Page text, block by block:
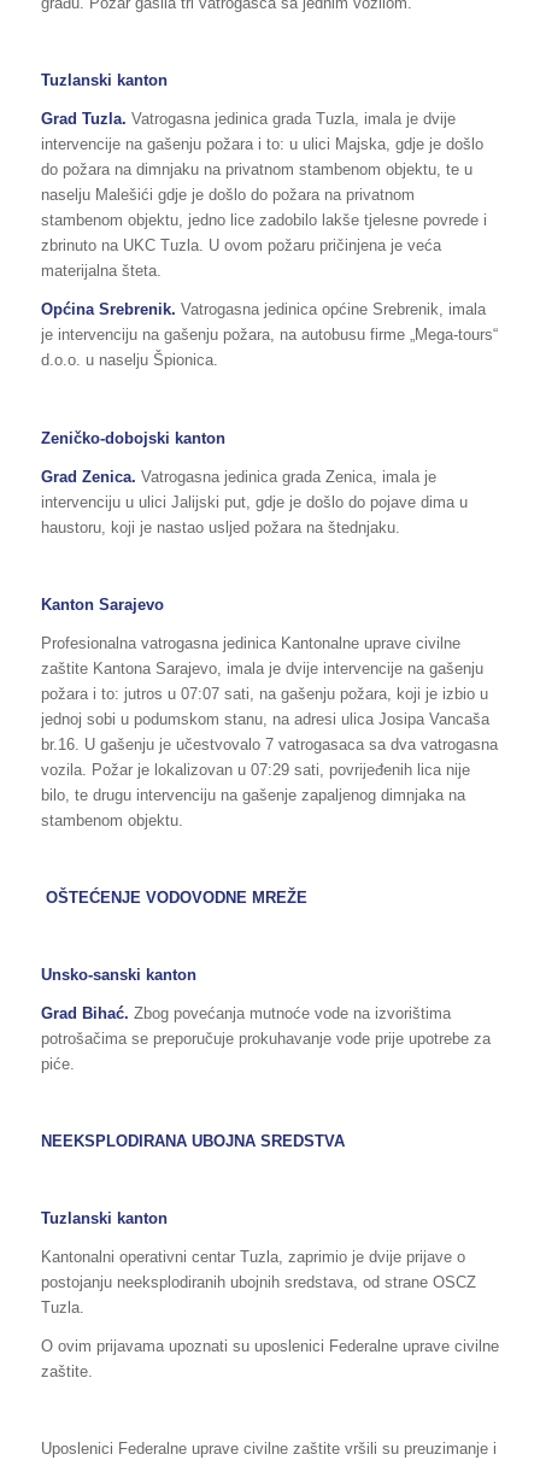
Tuzlanski kanton
Grad Tuzla. Vatrogasna jedinica grada Tuzla, imala je dvije
intervencije na gašenju požara i to: u ulici Majska, gdje je došlo
do požara na dimnjaku na privatnom stambenom objektu, te u
naselju Malešići gdje je došlo do požara na privatnom
stambenom objektu, jedno lice zadobilo lakše tjelesne povrede i
zbrinuto na UKC Tuzla. U ovom požaru pričinjena je veća
materijalna šteta.
Općina Srebrenik. Vatrogasna jedinica općine Srebrenik, imala
je intervenciju na gašenju požara, na autobusu firme „Mega-tours“
d.o.o. u naselju Špionica.
Zeničko-dobojski kanton
Grad Zenica. Vatrogasna jedinica grada Zenica, imala je
intervenciju u ulici Jalijski put, gdje je došlo do pojave dima u
haustoru, koji je nastao usljed požara na štednjaku.
Kanton Sarajevo
Profesionalna vatrogasna jedinica Kantonalne uprave civilne
zaštite Kantona Sarajevo, imala je dvije intervencije na gašenju
požara i to: jutros u 07:07 sati, na gašenju požara, koji je izbio u
jednoj sobi u podumskom stanu, na adresi ulica Josipa Vancaša
br.16. U gašenju je učestvovalo 7 vatrogasaca sa dva vatrogasna
vozila. Požar je lokalizovan u 07:29 sati, povrijeđenih lica nije
bilo, te drugu intervenciju na gašenje zapaljenog dimnjaka na
stambenom objektu.
OŠTEĆENJE VODOVODNE MREŽE
Unsko-sanski kanton
Grad Bihać. Zbog povećanja mutnoće vode na izvorištima
potrošačima se preporučuje prokuhavanje vode prije upotrebe za
piće.
NEEKSPLODIRANA UBOJNA SREDSTVA
Tuzlanski kanton
Kantonalni operativni centar Tuzla, zaprimio je dvije prijave o
postojanju neeksplodiranih ubojnih sredstava, od strane OSCZ
Tuzla.
O ovim prijavama upoznati su uposlenici Federalne uprave civilne
zaštite.
Uposlenici Federalne uprave civilne zaštite vršili su preuzimanje i